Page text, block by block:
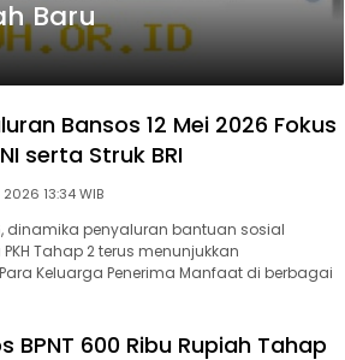
Baru
Bansos 12 Mei 2026 Fokus
serta Struk BRI
Selasa, 12 Mei 2026 13:34 WIB
dinamika penyaluran bantuan sosial
Tahap 2 terus menunjukkan
Keluarga Penerima Manfaat di berbagai
BPNT 600 Ribu Rupiah Tahap